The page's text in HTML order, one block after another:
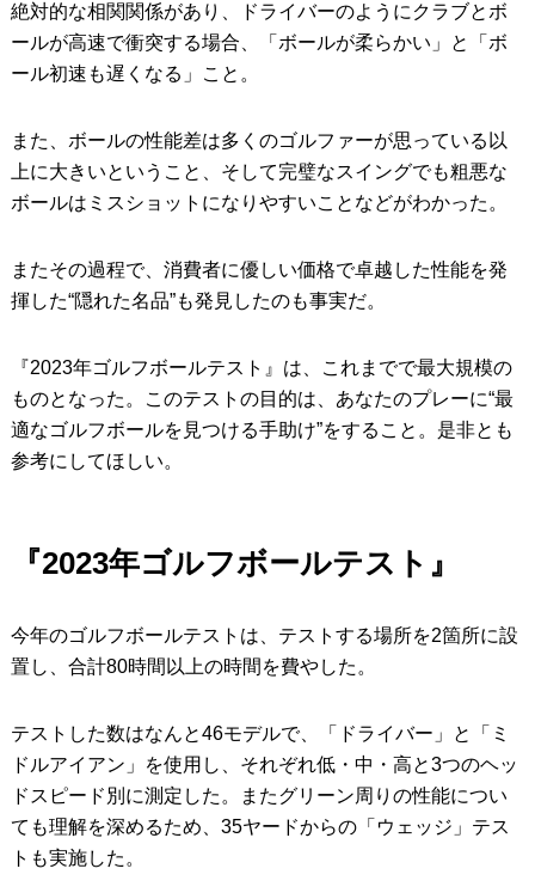
絶対的な相関関係があり、ドライバーのようにクラブとボ
ールが高速で衝突する場合、「ボールが柔らかい」と「ボ
ール初速も遅くなる」こと。
また、ボールの性能差は多くのゴルファーが思っている以
上に大きいということ、そして完璧なスイングでも粗悪な
ボールはミスショットになりやすいことなどがわかった。
またその過程で、消費者に優しい価格で卓越した性能を発
揮した“隠れた名品”も発見したのも事実だ。
『2023年ゴルフボールテスト』は、これまでで最大規模の
ものとなった。このテストの目的は、あなたのプレーに“最
適なゴルフボールを見つける手助け”をすること。是非とも
参考にしてほしい。
『2023年ゴルフボールテスト』
今年のゴルフボールテストは、テストする場所を2箇所に設
置し、合計80時間以上の時間を費やした。
テストした数はなんと46モデルで、「ドライバー」と「ミ
ドルアイアン」を使用し、それぞれ低・中・高と3つのヘッ
ドスピード別に測定した。またグリーン周りの性能につい
ても理解を深めるため、35ヤードからの「ウェッジ」テス
トも実施した。